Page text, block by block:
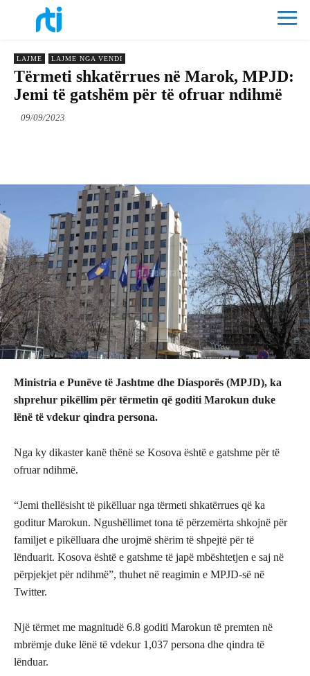
LAJME LAJME NGA VENDI
Tërmeti shkatërrues në Marok, MPJD:
Jemi të gatshëm për të ofruar ndihmë
09/09/2023
Ministria e Punëve të Jashtme dhe Diasporës (MPJD), ka
shprehur pikëllim për tërmetin që goditi Marokun duke
lënë të vdekur qindra persona.
Nga ky dikaster kanë thënë se Kosova është e gatshme për të
ofruar ndihmë.
“Jemi thellësisht të pikëlluar nga tërmeti shkatërrues që ka
goditur Marokun. Ngushëllimet tona të përzemërta shkojnë për
familjet e pikëlluara dhe urojmë shërim të shpejtë për të
lënduarit. Kosova është e gatshme të japë mbështetjen e saj në
përpjekjet për ndihmë”, thuhet në reagimin e MPJD-së në
Twitter.
Një tërmet me magnitudë 6.8 goditi Marokun të premten në
mbrëmje duke lënë të vdekur 1,037 persona dhe qindra të
lënduar.